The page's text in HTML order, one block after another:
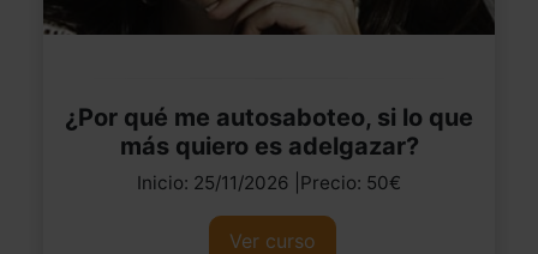
¿Por qué me autosaboteo, si lo que
más quiero es adelgazar?
Inicio: 25/11/2026 |Precio: 50€
Ver curso